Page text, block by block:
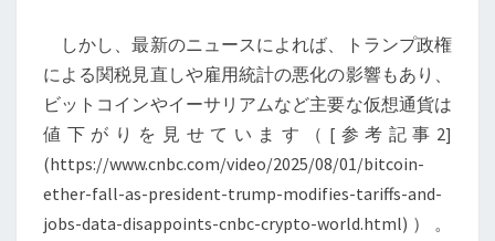
ン
が
す
「価
しかし、最新のニュースによれば、トランプ政権
による関税見直しや雇用統計の悪化の影響もあり、
ビットコインやイーサリアムなど主要な仮想通貨は
値下がりを見せています（[参考記事2]
(https://www.cnbc.com/video/2025/08/01/bitcoin-
ether-fall-as-president-trump-modifies-tariffs-and-
jobs-data-disappoints-cnbc-crypto-world.html)）。